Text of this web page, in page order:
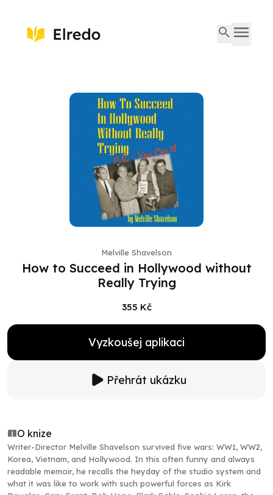
Melville Shavelson
How to Succeed in Hollywood without
Really Trying
355 Kč
Vyzkoušej aplikaci
Přehrát ukázku
O knize
Writer-Director Melville Shavelson survived five wars: WW1, WW2,
Korea, Vietnam, and Hollywood. In this often funny and always
readable memoir, he recalls the heyday of the studio system and
what it was like to work with such powerful forces as Kirk